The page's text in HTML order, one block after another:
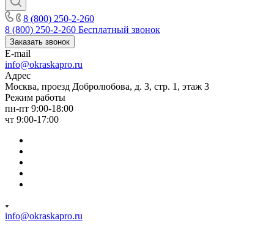
8 (800) 250-2-260
8 (800) 250-2-260 Бесплатный звонок
Заказать звонок
E-mail
info@okraskapro.ru
Адрес
Москва, проезд Добролюбова, д. 3, стр. 1, этаж 3
Режим работы
пн-пт 9:00-18:00
чт 9:00-17:00
info@okraskapro.ru